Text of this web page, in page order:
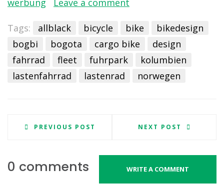
werbung
Leave a comment
Tags: allblack bicycle bike
bikedesign
bogbi
bogota cargo bike
design
fahrrad
fleet fuhrpark
kolumbien
lastenfahrrad
lastenrad norwegen
PREVIOUS POST NEXT POST
0 comments WRITE A COMMENT